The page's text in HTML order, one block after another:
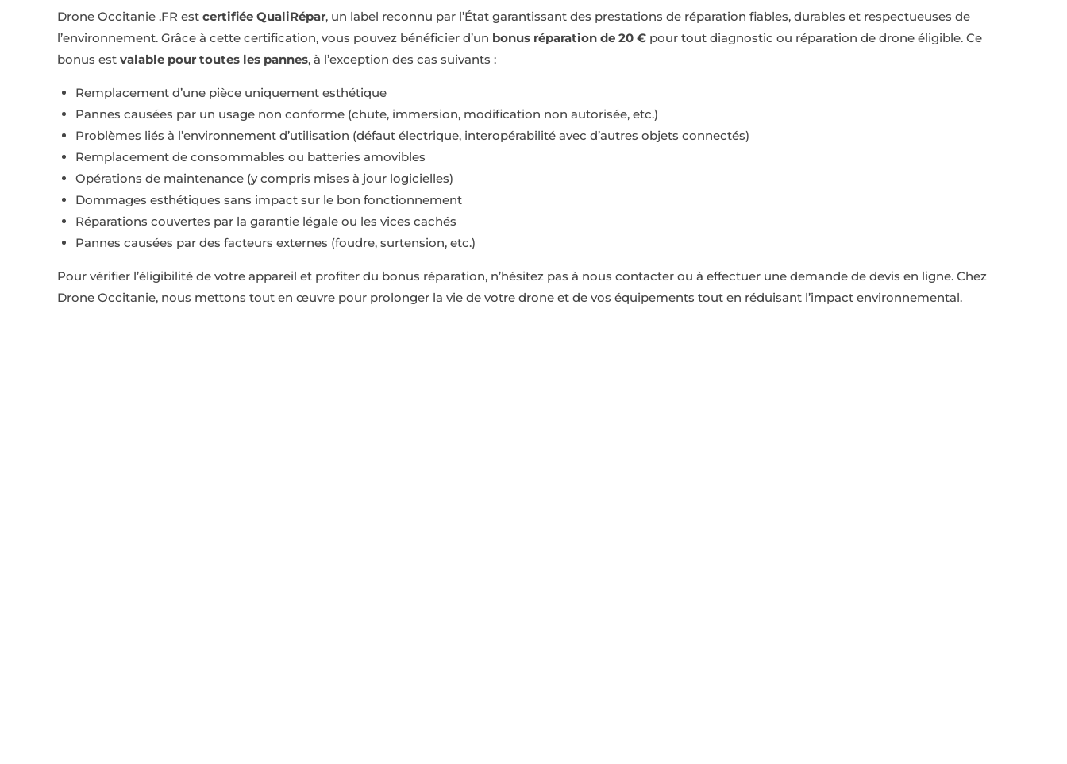
Drone Occitanie .FR est certifiée QualiRépar, un label reconnu par l’État garantissant des prestations de réparation fiables, durables et respectueuses de
l’environnement. Grâce à cette certification, vous pouvez bénéficier d’un bonus réparation de 20 € pour tout diagnostic ou réparation de drone éligible. Ce
bonus est valable pour toutes les pannes, à l’exception des cas suivants :
Remplacement d’une pièce uniquement esthétique
Pannes causées par un usage non conforme (chute, immersion, modification non autorisée, etc.)
Problèmes liés à l’environnement d’utilisation (défaut électrique, interopérabilité avec d’autres objets connectés)
Remplacement de consommables ou batteries amovibles
Opérations de maintenance (y compris mises à jour logicielles)
Dommages esthétiques sans impact sur le bon fonctionnement
Réparations couvertes par la garantie légale ou les vices cachés
Pannes causées par des facteurs externes (foudre, surtension, etc.)
Pour vérifier l’éligibilité de votre appareil et profiter du bonus réparation, n’hésitez pas à nous contacter ou à effectuer une demande de devis en ligne. Chez
Drone Occitanie, nous mettons tout en œuvre pour prolonger la vie de votre drone et de vos équipements tout en réduisant l’impact environnemental.